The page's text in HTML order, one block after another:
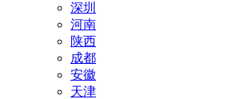
深圳
河南
陕西
成都
安徽
天津